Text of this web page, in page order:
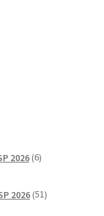
2026 6izdelkov
2026 51izdelkov